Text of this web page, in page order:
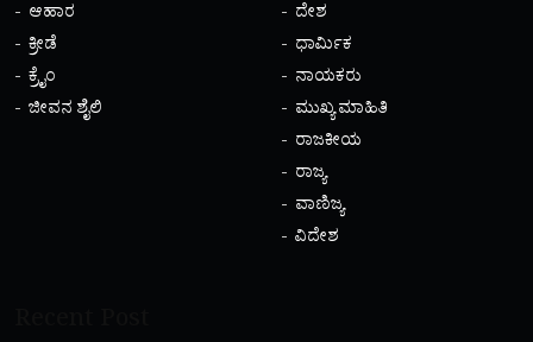
ಆಹಾರ
ಕ್ರೀಡೆ
ಕ್ರೈಂ
ಜೀವನ ಶೈಲಿ
ದೇಶ
ಧಾರ್ಮಿಕ
ನಾಯಕರು
ಮುಖ್ಯ ಮಾಹಿತಿ
ರಾಜಕೀಯ
ರಾಜ್ಯ
ವಾಣಿಜ್ಯ
ವಿದೇಶ